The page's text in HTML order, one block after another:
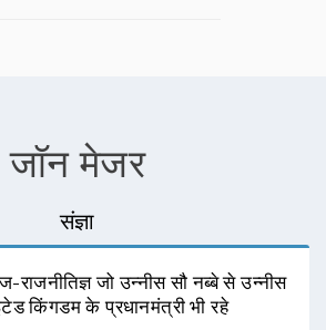
जॉन मेजर
संज्ञा
राजनीतिज्ञ जो उन्नीस सौ नब्बे से उन्नीस
किंगडम के प्रधानमंत्री भी रहे